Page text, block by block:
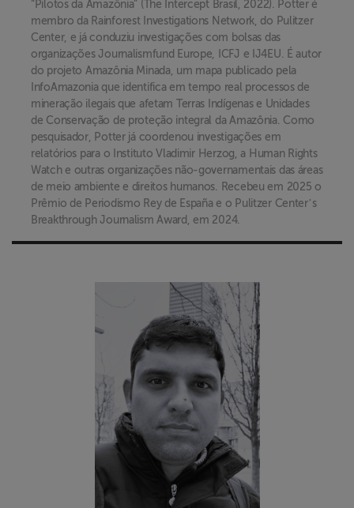
“Pilotos da Amazônia” (The Intercept Brasil, 2022). Potter é
membro da Rainforest Investigations Network, do Pulitzer
Center, e já conduziu investigações com bolsas das
organizações Journalismfund Europe, ICFJ e IJ4EU. É autor
do projeto Amazônia Minada, um mapa publicado pela
InfoAmazonia que identifica em tempo real processos de
mineração ilegais que afetam Terras Indígenas e Unidades
de Conservação de proteção integral da Amazônia. Como
pesquisador, Potter já coordenou investigações em
relatórios para o Instituto Vladimir Herzog, a Human Rights
Watch e outras organizações não-governamentais das áreas
de meio ambiente e direitos humanos. Recebeu em 2025 o
Prêmio de Periodismo Rey de España e o Pulitzer Centerʼs
Breakthrough Journalism Award, em 2024.